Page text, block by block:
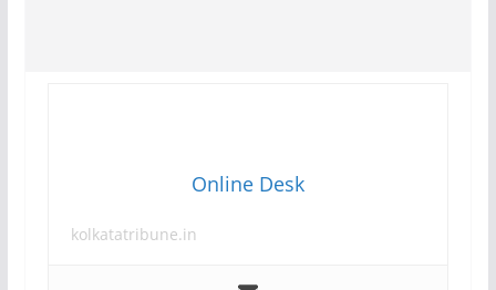
Online Desk
kolkatatribune.in